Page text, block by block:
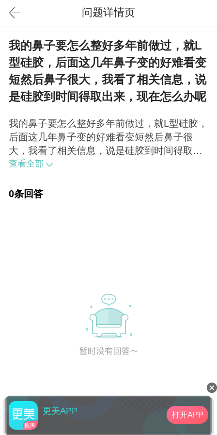
问题详情页
我的鼻子要怎么整好多年前做过，就L
型硅胶，后面这几年鼻子变的好难看变
短然后鼻子很大，我看了相关信息，说
是硅胶到时间得取出来，现在怎么办呢
我的鼻子要怎么整好多年前做过，就L型硅胶，
后面这几年鼻子变的好难看变短然后鼻子很
大，我看了相关信息，说是硅胶到时间得取出
来，现在怎么办呢？
查看全部
0条回答
更美APP 打开APP